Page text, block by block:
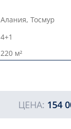
Алания, Тосмур
4+1
220 м²
ЦЕНА: 154